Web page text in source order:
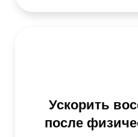
Ускорить
после